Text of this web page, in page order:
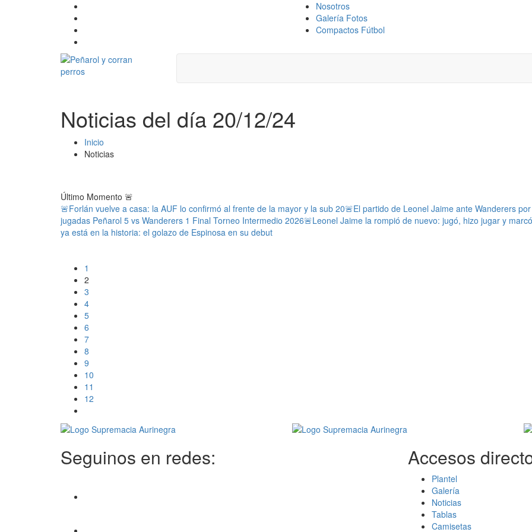
Nosotros
Galería Fotos
Compactos Fútbol
Noticias del día 20/12/24
Inicio
Noticias
Último Momento 🚨
🚨Forlán vuelve a casa: la AUF lo confirmó al frente de la mayor y la sub 20🚨El partido de Leonel Jaime ante Wanderers
jugadas Peñarol 5 vs Wanderers 1 Final Torneo Intermedio 2026🚨Leonel Jaime la rompió de nuevo: jugó, hizo jugar y
ya está en la historia: el golazo de Espinosa en su debut
1
2
3
4
5
6
7
8
9
10
11
12
Seguinos en redes: Accesos
Plantel
Galería
Noticias
Tablas
Camisetas